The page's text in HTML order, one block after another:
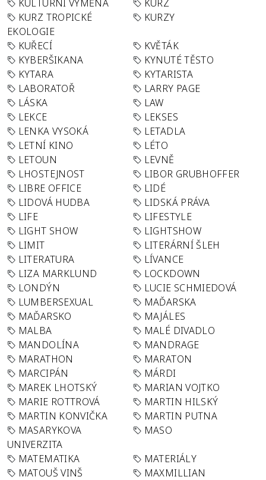
KULTURNÍ VÝMĚNA
KURZ
KURZ TROPICKÉ
EKOLOGIE
KURZY
KUŘECÍ
KVĚTÁK
KYBERŠIKANA
KYNUTÉ TĚSTO
KYTARA
KYTARISTA
LABORATOŘ
LARRY PAGE
LÁSKA
LAW
LEKCE
LEKSES
LENKA VYSOKÁ
LETADLA
LETNÍ KINO
LÉTO
LETOUN
LEVNĚ
LHOSTEJNOST
LIBOR GRUBHOFFER
LIBRE OFFICE
LIDÉ
LIDOVÁ HUDBA
LIDSKÁ PRÁVA
LIFE
LIFESTYLE
LIGHT SHOW
LIGHTSHOW
LIMIT
LITERÁRNÍ ŠLEH
LITERATURA
LÍVANCE
LIZA MARKLUND
LOCKDOWN
LONDÝN
LUCIE SCHMIEDOVÁ
LUMBERSEXUAL
MAĎARSKA
MAĎARSKO
MAJÁLES
MALBA
MALÉ DIVADLO
MANDOLÍNA
MANDRAGE
MARATHON
MARATON
MARCIPÁN
MÁRDI
MAREK LHOTSKÝ
MARIAN VOJTKO
MARIE ROTTROVÁ
MARTIN HILSKÝ
MARTIN KONVIČKA
MARTIN PUTNA
MASARYKOVA
UNIVERZITA
MASO
MATEMATIKA
MATERIÁLY
MATOUŠ VINŠ
MAXMILLIAN